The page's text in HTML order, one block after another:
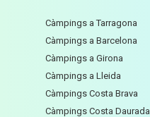
Càmpings a Tarragona
Càmpings a Barcelona
Càmpings a Girona
Càmpings a Lleida
Càmpings Costa Brava
Càmpings Costa Daurada